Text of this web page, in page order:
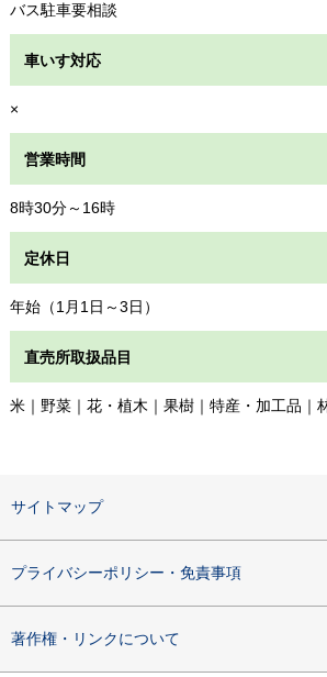
バス駐車要相談
車いす対応
×
営業時間
8時30分～16時
定休日
年始（1月1日～3日）
直売所取扱品目
米｜野菜｜花・植木｜果樹｜特産・加工品｜
サイトマップ
プライバシーポリシー・免責事項
著作権・リンクについて